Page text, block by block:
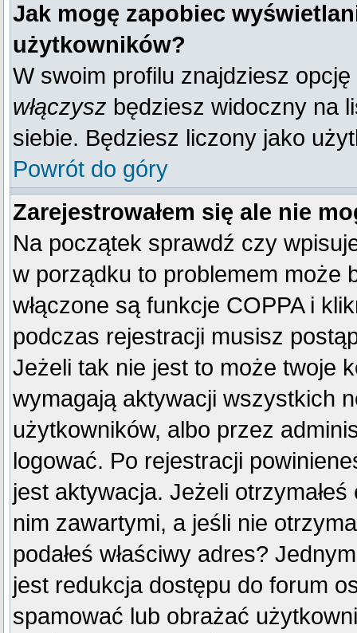
Jak mogę zapobiec
użytkowników?
W swoim profilu znajdziesz opcję
włączysz będziesz widoczny na
siebie. Będziesz liczony jako
Powrót do góry
Zarejestrowałem się ale nie
Na początek sprawdź czy
w porządku to problemem może
włączone są funkcje COPPA i
podczas rejestracji musisz
Jeżeli tak nie jest to może twoje
wymagają aktywacji wszystkich
użytkowników, albo przez
logować. Po rejestracji
jest aktywacja. Jeżeli
nim zawartymi, a jeśli nie
podałeś właściwy adres?
jest redukcja dostępu do forum
spamować lub obrażać